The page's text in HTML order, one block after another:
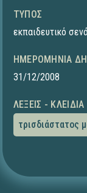
ΤΎΠΟΣ
εκπαιδευτικό
ΗΜΕΡΟΜΗΝΊΑ
31/12/2008
ΛΈΞΕΙΣ - ΚΛΕΙΔΙΆ
τρισδιάστατος